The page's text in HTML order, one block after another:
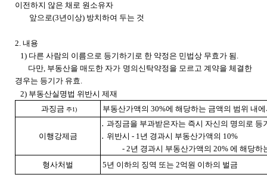
이전하지 않은 채로 원소유자
앞으로(3년이상) 방치하여 두는 것
2. 내용
1) 다른 사람의 이름으로 등기하기로 한 약정은 민법상 무효가 됨.
다만, 부동산을 매도한 자가 명의신탁약정을 모르고 계약을 체결한
경우는 등기가 유효.
2) 부동산실명법 위반시 제재
과징금 주1) 부동산가액의 30%에 해당하는 금액의 범위 내
이행강제금
․ 과징금을 부과받은자는 즉시 자신의 명의로 등
․ 위반시 - 1년 경과시 부동산가액의 10%
- 2년 경과시 부동산가액의 20% 에 해당하
형사처벌
5년 이하의 징역 또는 2억원 이하의 벌금